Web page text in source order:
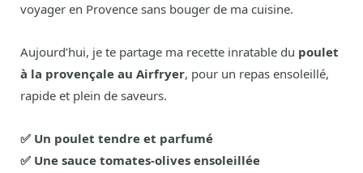
voyager en Provence sans bouger de ma cuisine.
Aujourd’hui, je te partage ma recette inratable du poulet
à la provençale au Airfryer, pour un repas ensoleillé,
rapide et plein de saveurs.
✅ Un poulet tendre et parfumé
✅ Une sauce tomates-olives ensoleillée